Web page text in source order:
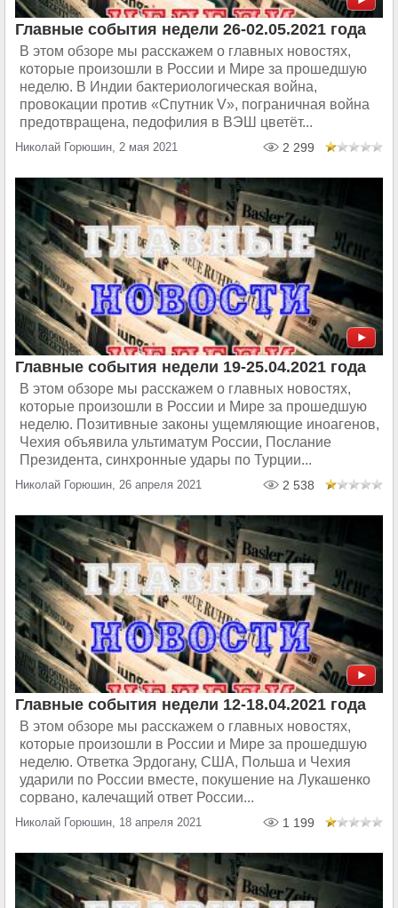
Главные события недели 26-02.05.2021 года
В этом обзоре мы расскажем о главных новостях,
которые произошли в России и Мире за прошедшую
неделю. В Индии бактериологическая война,
провокации против «Спутник V», пограничная война
предотвращена, педофилия в ВЭШ цветёт...
Николай Горюшин, 2 мая 2021 2 299
Главные события недели 19-25.04.2021 года
В этом обзоре мы расскажем о главных новостях,
которые произошли в России и Мире за прошедшую
неделю. Позитивные законы ущемляющие иноагенов,
Чехия объявила ультиматум России, Послание
Президента, синхронные удары по Турции...
Николай Горюшин, 26 апреля 2021 2 538
Главные события недели 12-18.04.2021 года
В этом обзоре мы расскажем о главных новостях,
которые произошли в России и Мире за прошедшую
неделю. Ответка Эрдогану, США, Польша и Чехия
ударили по России вместе, покушение на Лукашенко
сорвано, калечащий ответ России...
Николай Горюшин, 18 апреля 2021 1 199